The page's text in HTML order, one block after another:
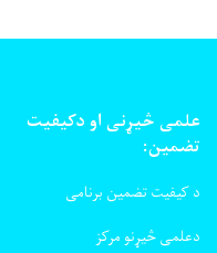
علمی څیړنی او دکیفیت
تضمین:
د کیفیت تضمین برنامی
دعلمی څیړنو مرکز